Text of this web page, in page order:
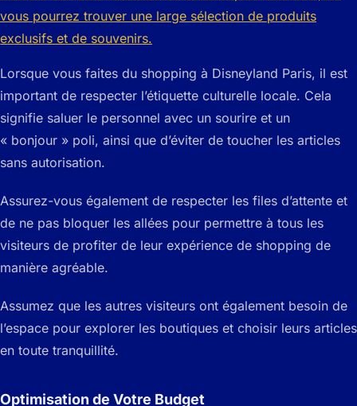
Lorsque vous faites du shopping à Disneyland Paris, il est
important de respecter l’étiquette culturelle locale. Cela
signifie saluer le personnel avec un sourire et un
« bonjour » poli, ainsi que d’éviter de toucher les articles
sans autorisation.
Assurez-vous également de respecter les files d’attente et
de ne pas bloquer les allées pour permettre à tous les
visiteurs de profiter de leur expérience de shopping de
manière agréable.
Assumez que les autres visiteurs ont également besoin de
l’espace pour explorer les boutiques et choisir leurs articles
en toute tranquillité.
Optimisation de Votre Budget